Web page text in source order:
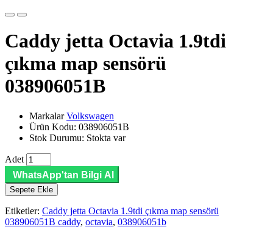
Caddy jetta Octavia 1.9tdi
çıkma map sensörü
038906051B
MarkalarVolkswagen
Ürün Kodu: 038906051B
Stok Durumu: Stokta var
Adet
WhatsApp'tan Bilgi Al
Sepete Ekle
Etiketler: Caddy jetta Octavia 1.9tdi çıkma map sensörü
038906051B caddy, octavia, 038906051b